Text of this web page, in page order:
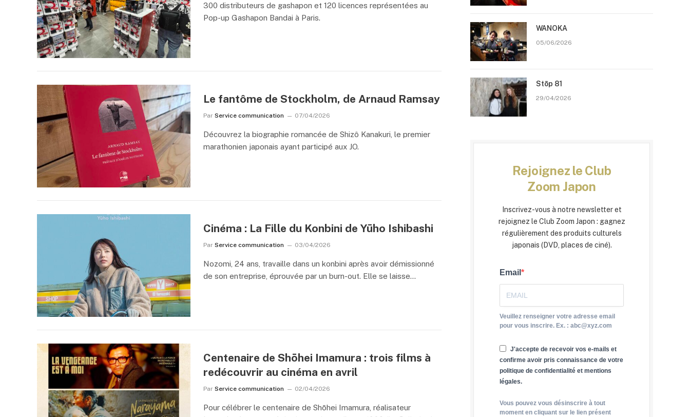
300 distributeurs de gashapon et 120 licences représentées au
Pop-up Gashapon Bandai à Paris.
Le fantôme de Stockholm, de Arnaud Ramsay
Par Service communication 07/04/2026
Découvrez la biographie romancée de Shizô Kanakuri, le premier
marathonien japonais ayant participé aux JO.
Cinéma : La Fille du Konbini de Yūho Ishibashi
Par Service communication 03/04/2026
Nozomi, 24 ans, travaille dans un konbini après avoir démissionné
de son entreprise, éprouvée par un burn-out. Elle se laisse…
Centenaire de Shōhei Imamura : trois films à
redécouvrir au cinéma en avril
Par Service communication 02/04/2026
Pour célébrer le centenaire de Shōhei Imamura, réalisateur
WANOKA
05/06/2026
Stōp 81
29/04/2026
Rejoignez le Club
Zoom Japon
Inscrivez-vous à notre newsletter et
rejoignez le Club Zoom Japon : gagnez
régulièrement des produits culturels
japonais (DVD, places de ciné).
Email
Veuillez renseigner votre adresse email
pour vous inscrire. Ex. : abc@xyz.com
J'accepte de recevoir vos e-mails et
confirme avoir pris connaissance de votre
politique de confidentialité et mentions
légales.
Vous pouvez vous désinscrire à tout
moment en cliquant sur le lien présent